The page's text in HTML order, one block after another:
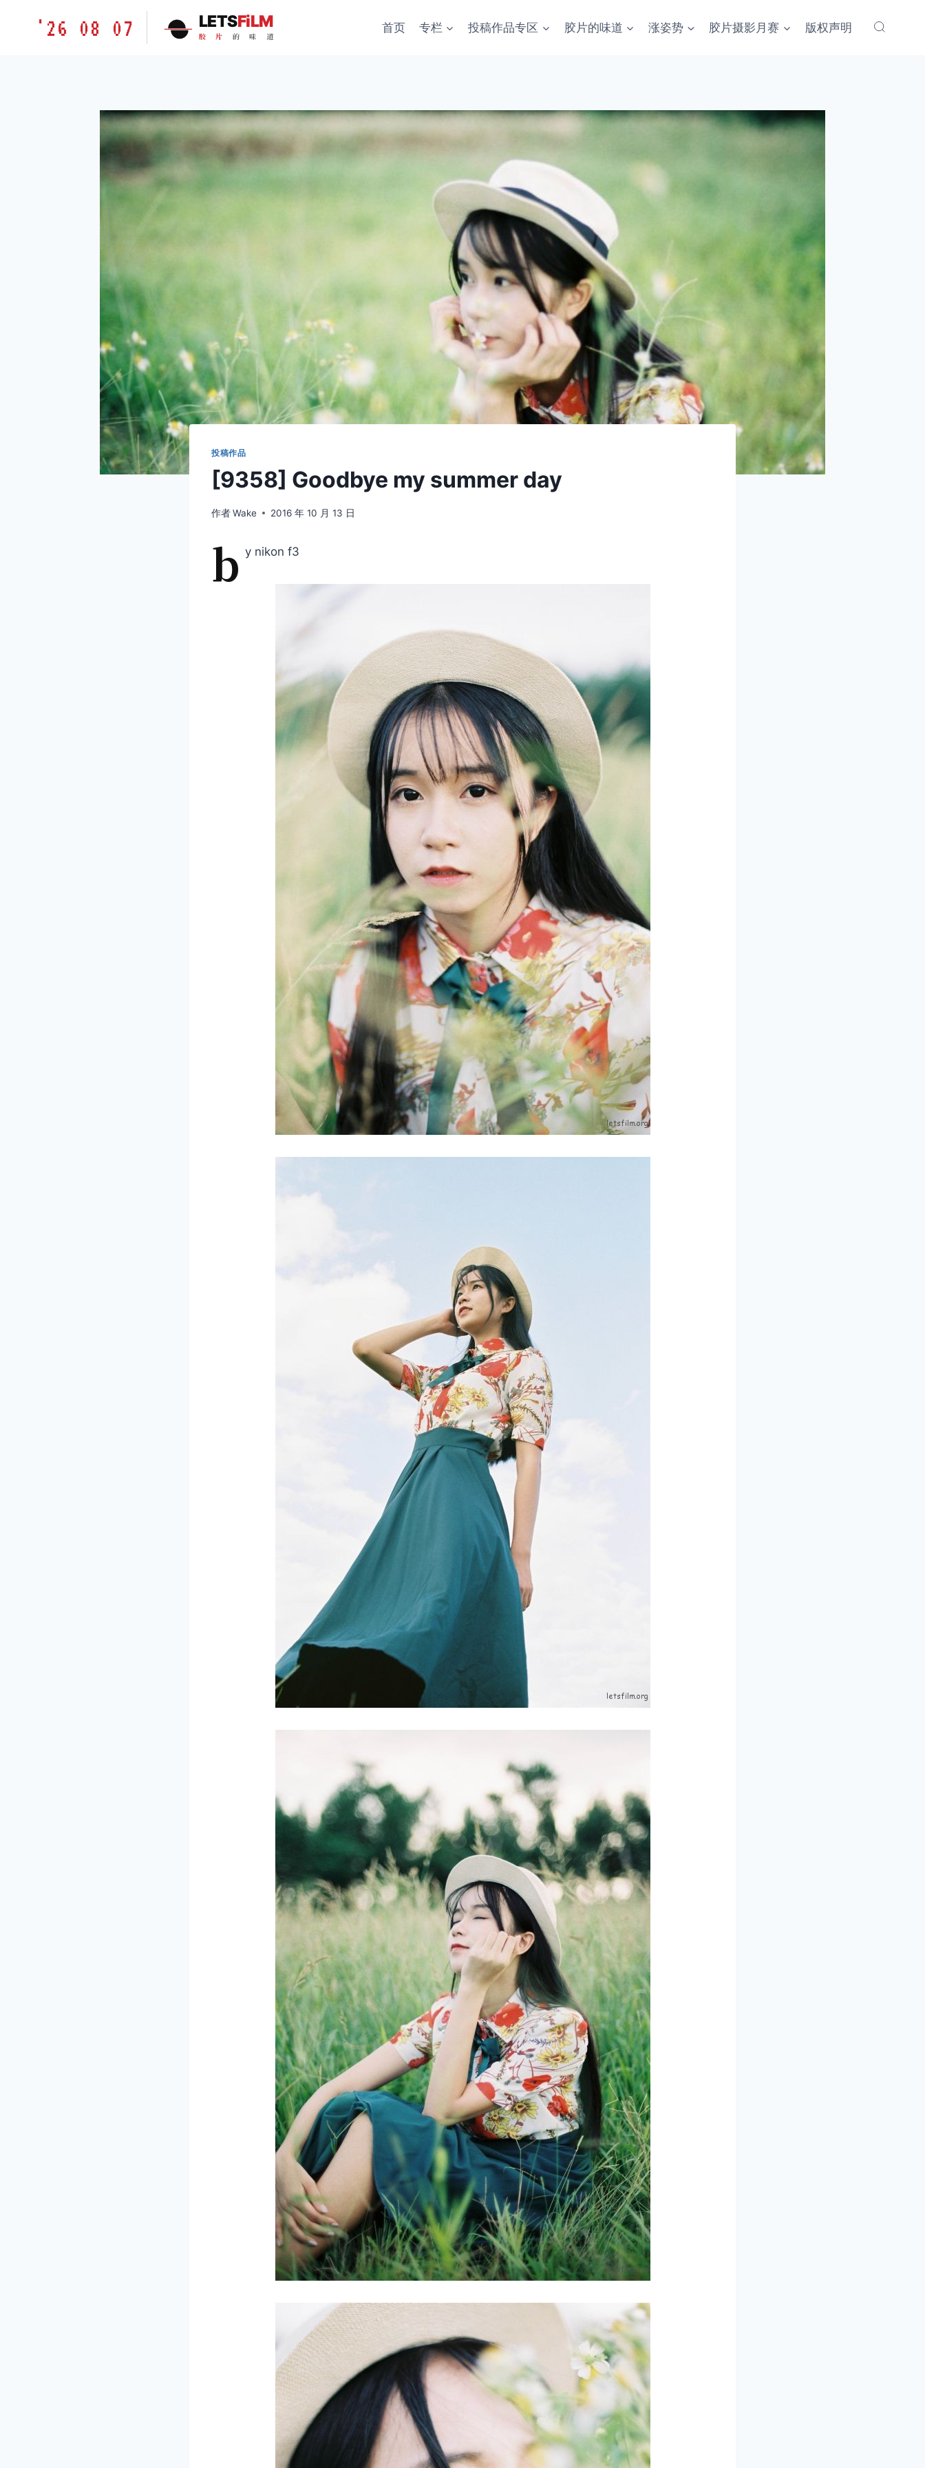
胶'26 08 07 LETSFiLM
胶 片 的 味 道
首页 专栏 投稿作品专区 胶片的味道 涨姿势 胶片摄影月赛 版权声明
投稿作品
[9358] Goodbye my summer day
作者Wake 2016 年 10 月 13 日
b y nikon f3